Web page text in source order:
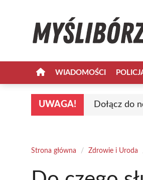
WIADOMOŚCI
UWAGA! Dołącz do
Strona główna / Zdrowie i Uroda